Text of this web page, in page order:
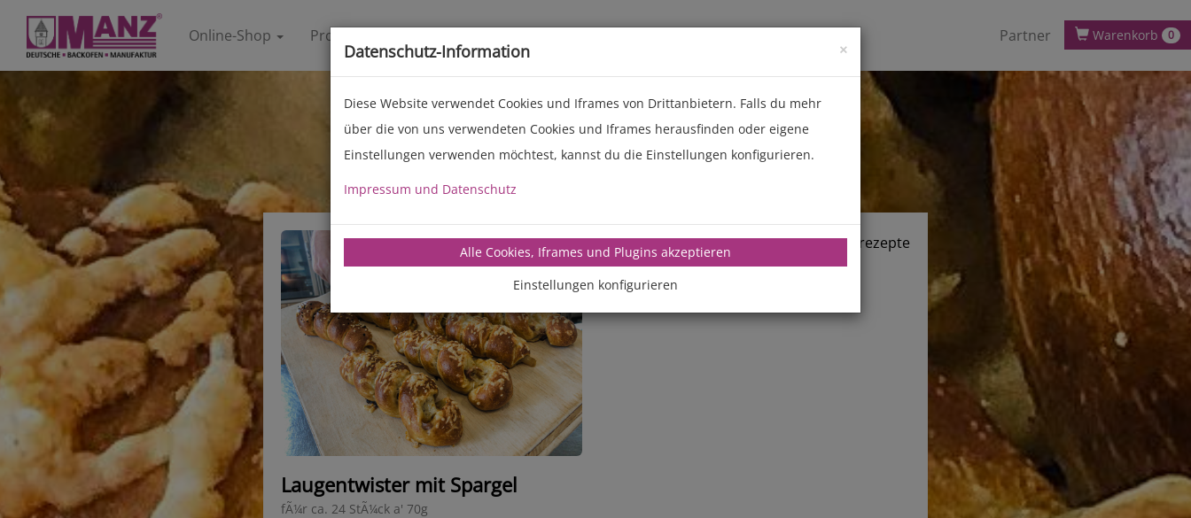
Online-Shop Produkte Partner Warenkorb 0
manz-backtechnik.de/rezepte
Laugentwister mit Spargel
fÃ¼r ca. 24 StÃ¼ck a' 70g
×
Datenschutz-Information
Diese Website verwendet Cookies und Iframes von Drittanbietern. Falls du mehr
über die von uns verwendeten Cookies und Iframes herausfinden oder eigene
Einstellungen verwenden möchtest, kannst du die Einstellungen konfigurieren.
Impressum und Datenschutz
Alle Cookies, Iframes und Plugins akzeptieren
Einstellungen konfigurieren